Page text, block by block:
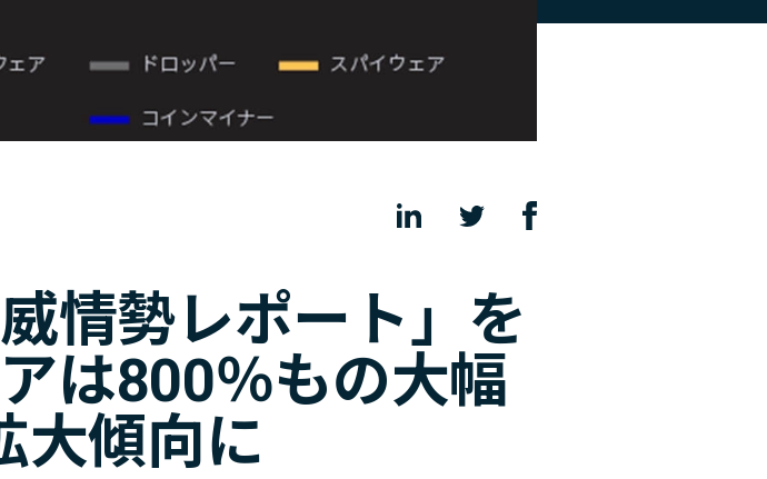
情勢レポート」を
は800％もの大幅
大傾向に